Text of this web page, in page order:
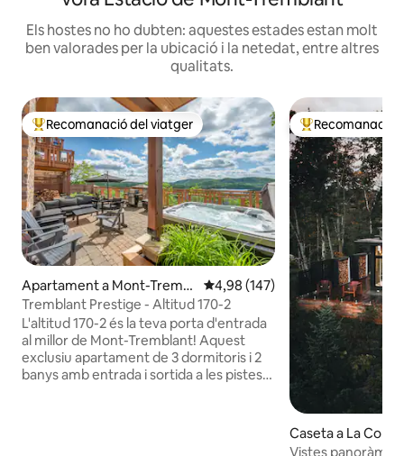
Els hostes no ho dubten: aquestes estades estan molt
ben valorades per la ubicació i la netedat, entre altres
qualitats.
Principals recomanacions dels viatgers
Recomanació del viatger
Apartament a Mont-Trembl
ant
4,98 de puntuació mitjana d'un
4,98 (147)
Tremblant Prestige - Altitud 170-2
L'altitud 170-2 és la teva porta d'entrada
al millor de Mont-Tremblant! Aquest
exclusiu apartament de 3 dormitoris i 2
banys amb entrada i sortida a les pistes
Principals
Recomanació
Caseta a La
Vistes